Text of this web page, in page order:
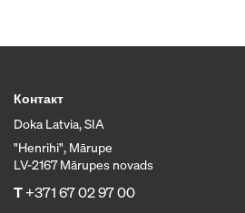
Контакт
Doka Latvia, SIA
"Henrihi", Mārupe
LV-2167 Mārupes novads
T+371 67 02 97 00